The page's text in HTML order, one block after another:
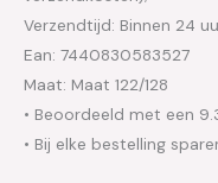
Verzendtijd: Binnen 24
Ean: 7440830583527
Maat: Maat 122/128
• Beoordeeld met een
• Bij elke bestelling